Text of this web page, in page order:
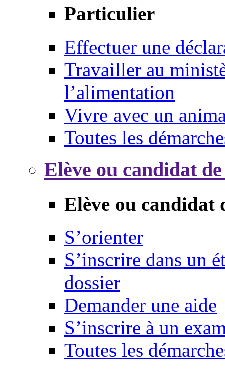
Particulier
Effectuer une
Travailler au
l’alimentation
Vivre avec un
Toutes les
Elève ou candidat
Elève ou candidat
S’orienter
S’inscrire dans un
dossier
Demander une aide
S’inscrire à un
Toutes les